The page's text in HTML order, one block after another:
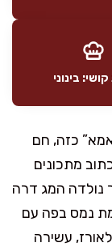
בינוני
כזה, חם
מתכונים
נולדה המג דרה
נמס בפה עם
עשירה